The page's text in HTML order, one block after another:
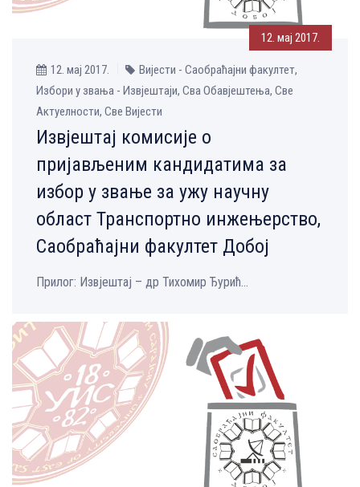
12. мај 2017.
12. мај 2017.
Вијести - Саобраћајни факултет,
Избори у звања - Извјештаји, Сва Обавјештења, Све
Aктуелности, Све Вијести
Извјештај комисије о
пријављеним кандидатима за
избор у звање за ужу научну
област Транспортно инжењерство,
Саобраћајни факултет Добој
Прилог: Извјештај – др Тихомир Ђурић...